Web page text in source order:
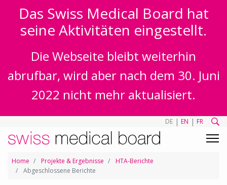
Das Swiss Medical Board hat
seine Aktivitäten eingestellt.
Die Webseite bleibt weiterhin
abrufbar, wird aber nach dem 30. Juni
2022 nicht mehr aktualisiert.
DE | EN | FR
Home Projekte & Ergebnisse
HTA-Berichte
Abgeschlossene Berichte